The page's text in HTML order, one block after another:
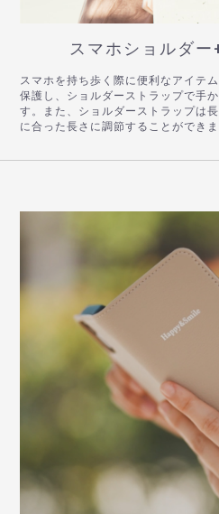
スマホショルダー
スマホを持ち歩く際に便利なアイテ
保護し、ショルダーストラップで手
す。また、ショルダーストラップは
に合った長さに調節することができま